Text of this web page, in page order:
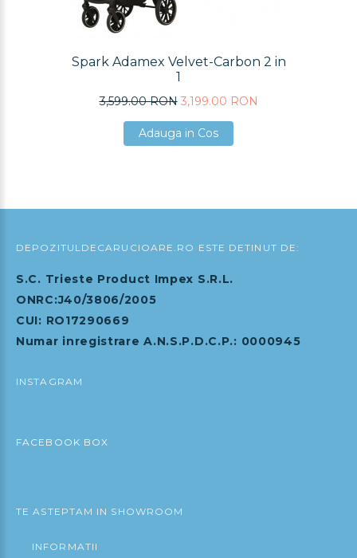
Spark Adamex Velvet-Carbon 2 in
1
3,599.00 RON 3,199.00 RON
Adauga in Cos
Adauga in Cos
DEPOZITULDECARUCIOARE.RO ESTE DETINUT DE:
S.C. Trieste Product Impex S.R.L.
ONRC:J40/3806/2005
CUI: RO17290669
Numar inregistrare A.N.S.P.D.C.P.: 0000945
INSTAGRAM
FACEBOOK BOX
TE ASTEPTAM IN SHOWROOM
INFORMATII